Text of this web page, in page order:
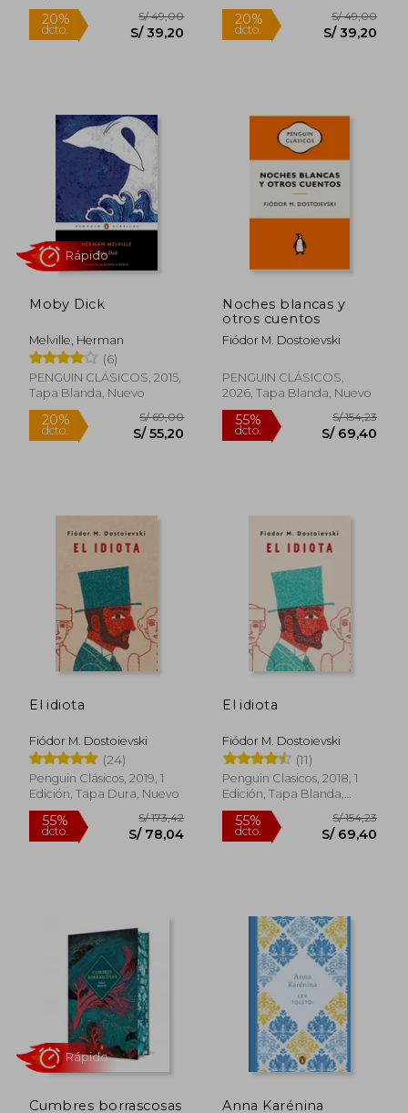
20%
dcto. S/ 39,20 dcto.
Moby Dick
Melville, Herman
(6)
PENGUIN CLÁSICOS, 2015,
Tapa Blanda, Nuevo
20%
Noches blancas y
otros cuentos
Fiódor M. Dostoievski
PENGUIN CLÁSICOS,
2026, Tapa Blanda, Nuevo
55%
El idiota
Fiódor M. Dostoievski
(24)
Penguin Clásicos, 2019, 1
Edición, Tapa Dura, Nuevo
El idiota
Fiódor M. Dostoievski
(11)
Penguin Clasicos, 2018, 1
Edición, Tapa Blanda,
Nuevo
Cumbres borrascosas
Anna Karénina